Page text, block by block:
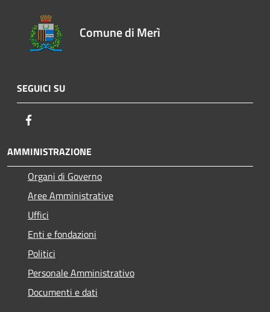
Comune di Merì
SEGUICI SU
AMMINISTRAZIONE
Organi di Governo
Aree Amministrative
Uffici
Enti e fondazioni
Politici
Personale Amministrativo
Documenti e dati